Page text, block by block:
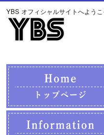
YBS オフィシャルサイトへようこ